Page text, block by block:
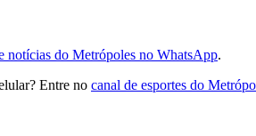
notícias do Metrópoles no WhatsApp.
Entre no canal de esportes do